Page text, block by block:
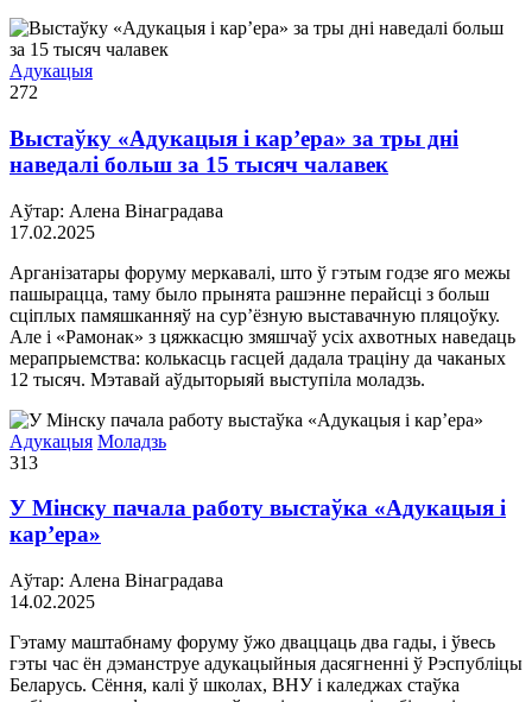
Адукацыя
272
Выстаўку «Адукацыя і кар’ера» за тры дні
наведалі больш за 15 тысяч чалавек
Аўтар: Алена Вінаградава
17.02.2025
Арганізатары форуму меркавалі, што ў гэтым годзе яго межы
пашырацца, таму было прынята рашэнне перайсці з больш
сціплых памяшканняў на сур’ёзную выставачную пляцоўку.
Але і «Рамонак» з цяжкасцю змяшчаў усіх ахвотных наведаць
мерапрыемства: колькасць гасцей дадала траціну да чаканых
12 тысяч. Мэтавай аўдыторыяй выступіла моладзь.
Адукацыя Моладзь
313
У Мінску пачала работу выстаўка «Адукацыя і
кар’ера»
Аўтар: Алена Вінаградава
14.02.2025
Гэтаму маштабнаму форуму ўжо дваццаць два гады, і ўвесь
гэты час ён дэманструе адукацыйныя дасягненні ў Рэспубліцы
Беларусь. Сёння, калі ў школах, ВНУ і каледжах стаўка